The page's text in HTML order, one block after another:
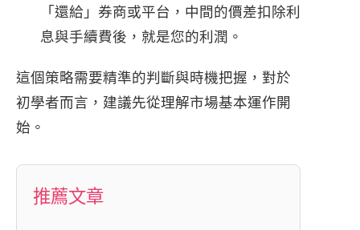
「還給」券商或平台，中間的價差扣除利
息與手續費後，就是您的利潤。
這個策略需要精準的判斷與時機把握，對於
初學者而言，建議先從理解市場基本運作開
始。
推薦文章